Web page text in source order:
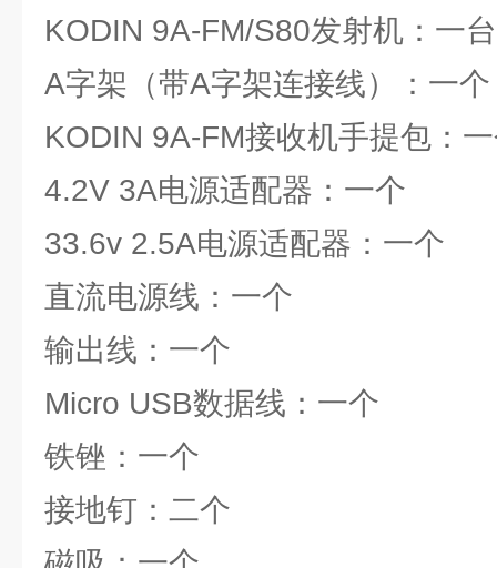
KODIN 9A-FM/S80发射机：一台
A字架（带A字架连接线）：一个
KODIN 9A-FM接收机手提包：
4.2V 3A电源适配器：一个
33.6v 2.5A电源适配器：一个
直流电源线：一个
输出线：一个
Micro USB数据线：一个
铁锉：一个
接地钉：二个